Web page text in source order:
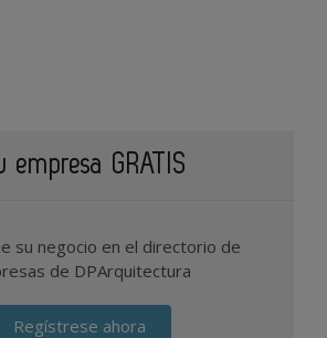
empresa GRATIS
su negocio en el directorio de
de DPArquitectura
Regístrese ahora